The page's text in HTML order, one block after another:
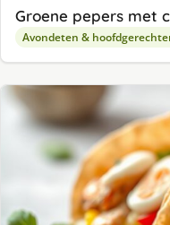
Groene pepers met
Avondeten &